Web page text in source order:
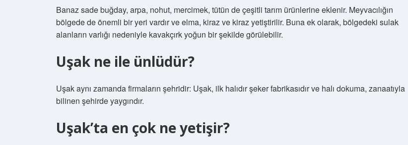
Banaz sade buğday, arpa, nohut, mercimek, tütün de çeşitli tarım ürünlerine eklenir. Meyvacılığın
bölgede de önemli bir yeri vardır ve elma, kiraz ve kiraz yetiştirilir. Buna ek olarak, bölgedeki sulak
alanların varlığı nedeniyle kavakçırk yoğun bir şekilde görülebilir.
Uşak ne ile ünlüdür?
Uşak aynı zamanda firmaların şehridir: Uşak, ilk halıdır şeker fabrikasıdır ve halı dokuma, zanaatıyla
bilinen şehirde yaygındır.
Uşak’ta en çok ne yetişir?